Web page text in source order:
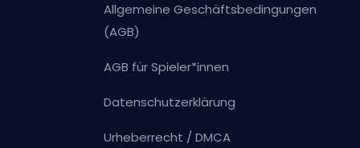
Allgemeine Geschäftsbedingungen
(AGB)
AGB für Spieler*innen
Datenschutzerklärung
Urheberrecht / DMCA